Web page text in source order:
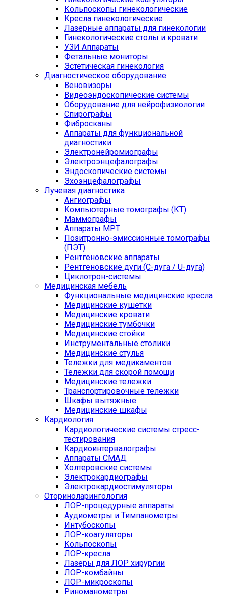
Кольпоскопы гинекологические
Кресла гинекологические
Лазерные аппараты для гинекологии
Гинекологические столы и кровати
УЗИ Аппараты
Фетальные мониторы
Эстетическая гинекология
Диагностическое оборудование
Веновизоры
Видеоэндоскопические системы
Оборудование для нейрофизиологии
Спирографы
Фибросканы
Аппараты для функциональной
диагностики
Электронейромиографы
Электроэнцефалографы
Эндоскопические системы
Эхоэнцефалографы
Лучевая диагностика
Ангиографы
Компьютерные томографы (КТ)
Маммографы
Аппараты МРТ
Позитронно-эмиссионные томографы
(ПЭТ)
Рентгеновские аппараты
Рентгеновские дуги (С-дуга / U-дуга)
Циклотрон-системы
Медицинская мебель
Функциональные медицинские кресла
Медицинские кушетки
Медицинские кровати
Медицинские тумбочки
Медицинские стойки
Инструментальные столики
Медицинские стулья
Тележки для медикаментов
Тележки для скорой помощи
Медицинские тележки
Транспортировочные тележки
Шкафы вытяжные
Медицинские шкафы
Кардиология
Кардиологические системы стресс-
тестирования
Кардиоинтервалографы
Аппараты СМАД
Холтеровские системы
Электрокардиографы
Электрокардиостимуляторы
Оториноларингология
ЛОР-процедурные аппараты
Аудиометры и Тимпанометры
Интубоскопы
ЛОР-коагуляторы
Кольпоскопы
ЛОР-кресла
Лазеры для ЛОР хирургии
ЛОР-комбайны
ЛОР-микроскопы
Риноманометры